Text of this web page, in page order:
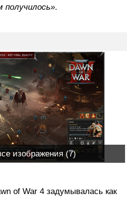
получилось».
изображения (7)
of War 4 задумывалась как